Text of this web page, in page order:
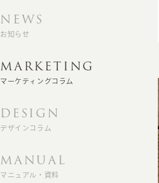
NEWS
お知らせ
MARKETING
マーケティングコラム
DESIGN
デザインコラム
MANUAL
マニュアル・資料